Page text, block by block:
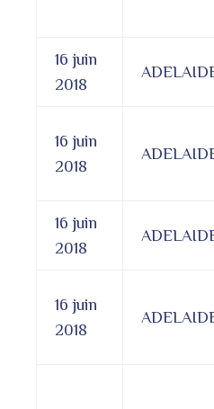
16 juin
2018
16 juin
2018
16 juin
2018
16 juin
2018